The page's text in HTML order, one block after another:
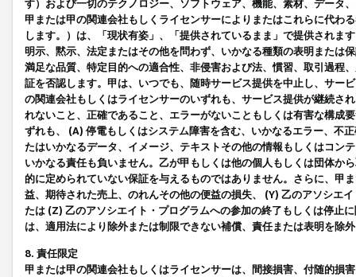
す）および一切のテクノロジー、ソフトウェア、機能、素材、データ
甲または甲の関連会社もしくライセンサーによりまたはこれらに代わ
します。）は、「現状有姿」、「提供されているまま」で提供されま
明示、黙示、法定またはその他を問わず、いかなる種類の表明または
満足な品質、特定目的への適合性、非侵害および法、慣習、取引過程
証を否認します。甲は、いつでも、随時サービス提供を中止し、サー
の関連会社もしくはライセンサーのいずれも、サービス提供が継続さ
れないこと、正確であること、エラーがないこともしくは有害な構成
ずれも、 (A) 停電もしくはシステム障害を含む、いかなるエラー、不
たはいかなるデータ、イメージ、テキストその他の情報もしくはコン
いかなる責任も負いません。乙が甲もしくは他の個人もしくは団体か
的に定められていない保証を与えるものではありません。さらに、甲
益、期待された売上、のれんその他の便益の損失、 (Y) 乙のアソシエ
たは (Z) 乙のアソシエイト・プログラムへの参加の終了もしくは停止
は、適用法により除外または制限できない補償、責任または表明を除
8. 責任限定
甲または甲の関連会社もしくはライセンサーは、間接損害、付随的損